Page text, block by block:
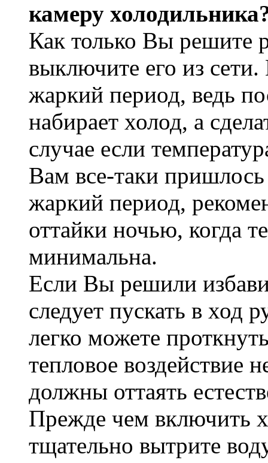
камеру
Как только Вы решите
выключите его из сети.
жаркий период, ведь
набирает холод, а
случае если
Вам все-таки
жаркий период,
оттайки ночью, когда
минимальна.
Если Вы решили
следует пускать в ход
легко можете
тепловое воздействие
должны оттаять
Прежде чем включить
тщательно вытрите